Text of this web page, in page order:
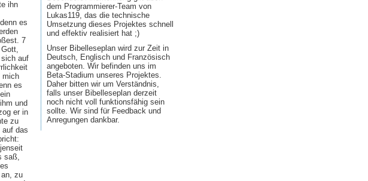
ihn
es
7
auf
mich
es
und
er in
zu
auf das
saß,
zu
dem Programmierer-Team von
Lukas119, das die technische
Umsetzung dieses Projektes schnell
und effektiv realisiert hat ;)
Unser Bibelleseplan wird zur Zeit in
Deutsch, Englisch und Französisch
angeboten. Wir befinden uns im
Beta-Stadium unseres Projektes.
Daher bitten wir um Verständnis,
falls unser Bibelleseplan derzeit
noch nicht voll funktionsfähig sein
sollte. Wir sind für Feedback und
Anregungen dankbar.